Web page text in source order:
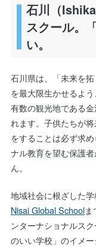
石川（
スクール。
い。
石川県は、「未来を
を最大限生かせるよ
有数の観光地である
れます。子供たちが
をすることは必ず求
ナル教育を望む保護
ん。
地域社会に根ざした
Nisai Global School
ンターナショナルス
のいい学校」のイメ